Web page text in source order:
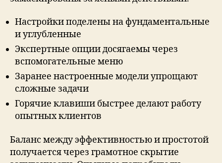
Настройки поделены на фундаментальные
и углубленные
Экспертные опции досягаемы через
вспомогательные меню
Заранее настроенные модели упрощают
сложные задачи
Горячие клавиши быстрее делают работу
опытных клиентов
Баланс между эффективностью и простотой
получается через грамотное скрытие